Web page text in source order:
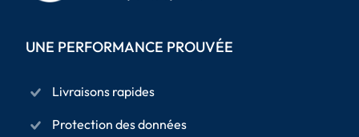
UNE PERFORMANCE PROUVÉE
Livraisons rapides
Protection des données